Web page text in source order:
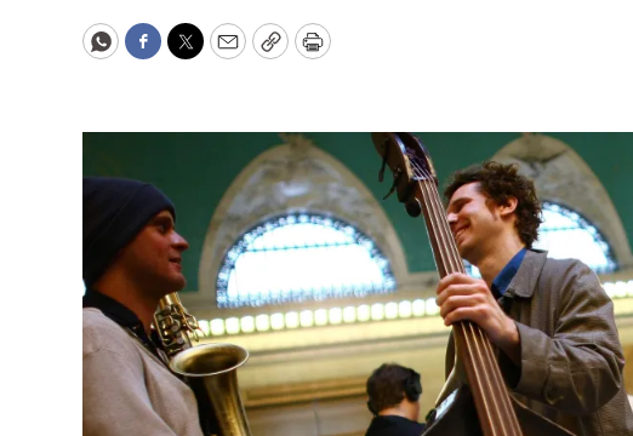
WhatsApp
Facebook
Twitter
EmailCopyPrint